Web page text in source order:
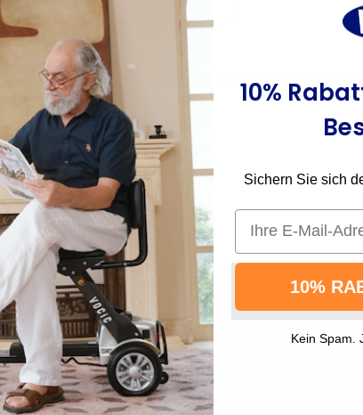
No se encontró ningún producto
Hilfe zur Bestellung
Sendungsverfolgung
Política de devolución
Folgen Sie VOCIC
10%
Sichern Sie sich
Email
10%
Kein Spam.